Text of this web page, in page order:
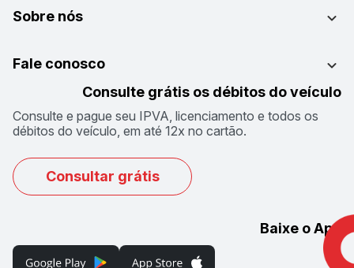
Sobre nós
Fale conosco
Consulte grátis os débitos do veículo
Consulte e pague seu IPVA, licenciamento e todos os
débitos do veículo, em até 12x no cartão.
Consultar grátis
Baixe o App